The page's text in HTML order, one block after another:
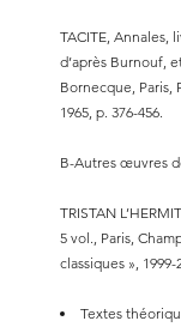
TACITE, Annales,
d’après Burnouf,
Bornecque, Paris,
1965, p. 376-456.
B-Autres œuvres
TRISTAN
5 vol., Paris,
classiques », 1999-
Textes